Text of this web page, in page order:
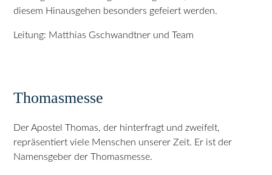
diesem Hinausgehen besonders gefeiert werden.
Leitung: Matthias Gschwandtner und Team
Thomasmesse
Der Apostel Thomas, der hinterfragt und zweifelt,
repräsentiert viele Menschen unserer Zeit. Er ist der
Namensgeber der Thomasmesse.